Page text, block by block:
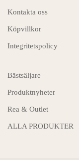
Kontakta oss
Köpvillkor
Integritetspolicy
Bästsäljare
Produktnyheter
Rea & Outlet
ALLA PRODUKTER